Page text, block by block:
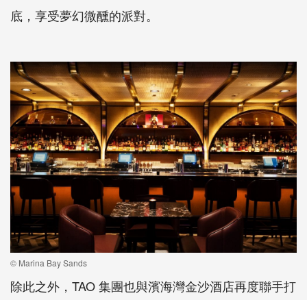
底，享受夢幻微醺的派對。
© Marina Bay Sands
除此之外， TAO集團也與濱海灣金沙酒店再度聯手打